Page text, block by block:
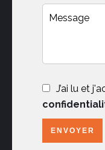
J’ai lu et
ENVOYER